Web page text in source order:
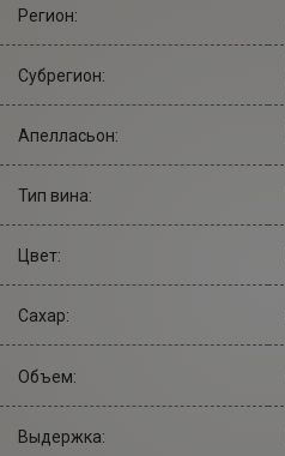
Регион:
Субрегион:
Апелласьон:
Тип вина:
Цвет:
Сахар:
Объем:
Выдержка: